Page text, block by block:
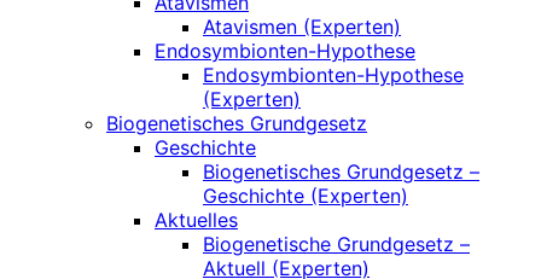
Atavismen (Experten)
Endosymbionten-Hypothese
Endosymbionten-Hypothese
(Experten)
Biogenetisches Grundgesetz
Geschichte
Biogenetisches Grundgesetz –
Geschichte (Experten)
Aktuelles
Biogenetische Grundgesetz –
Aktuell (Experten)